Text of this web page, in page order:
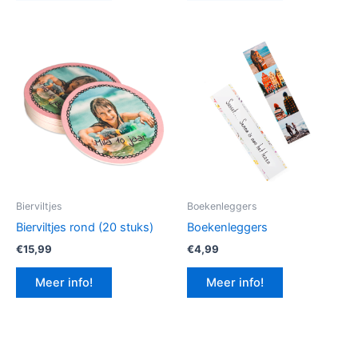
Bierviltjes
Bierviltjes rond (20 stuks)
€15,99
Meer info!
Boekenleggers
Boekenleggers
€4,99
Meer info!